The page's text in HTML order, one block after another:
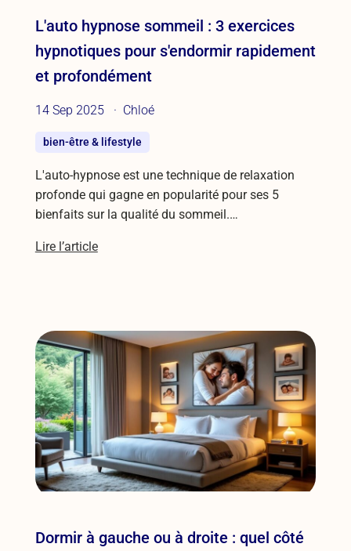
L'auto hypnose sommeil : 3 exercices
hypnotiques pour s'endormir rapidement
et profondément
14 Sep 2025 Chloé
bien-être & lifestyle
L'auto-hypnose est une technique de relaxation
profonde qui gagne en popularité pour ses 5
bienfaits sur la qualité du sommeil.…
Lire l’article
Dormir à gauche ou à droite : quel côté